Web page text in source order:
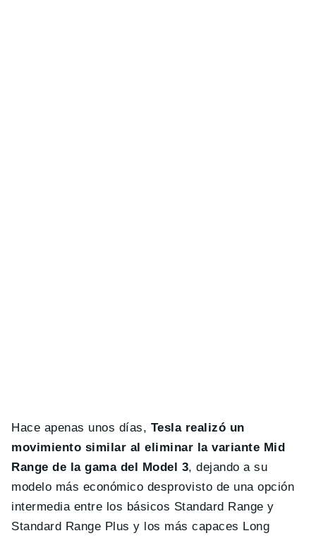
Hace apenas unos días, Tesla realizó un
movimiento similar al eliminar la variante Mid
Range de la gama del Model 3, dejando a su
modelo más económico desprovisto de una opción
intermedia entre los básicos Standard Range y
Standard Range Plus y los más capaces Long